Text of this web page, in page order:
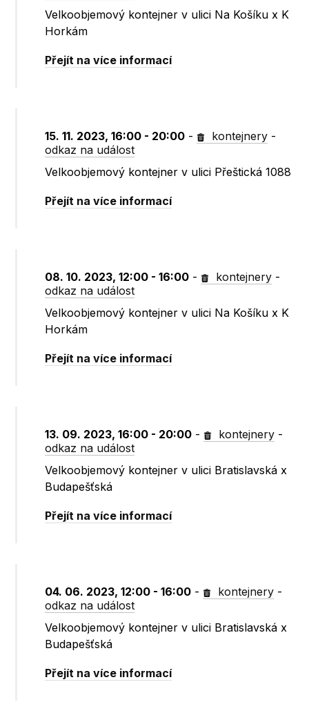
Velkoobjemový kontejner v ulici Na Košíku x K
Horkám
Přejít na více informací
15. 11. 2023, 16:00 - 20:00 - kontejnery -
odkaz na událost
Velkoobjemový kontejner v ulici Přeštická 1088
Přejít na více informací
08. 10. 2023, 12:00 - 16:00 - kontejnery -
odkaz na událost
Velkoobjemový kontejner v ulici Na Košíku x K
Horkám
Přejít na více informací
13. 09. 2023, 16:00 - 20:00 - kontejnery -
odkaz na událost
Velkoobjemový kontejner v ulici Bratislavská x
Budapešťská
Přejít na více informací
04. 06. 2023, 12:00 - 16:00 - kontejnery -
odkaz na událost
Velkoobjemový kontejner v ulici Bratislavská x
Budapešťská
Přejít na více informací